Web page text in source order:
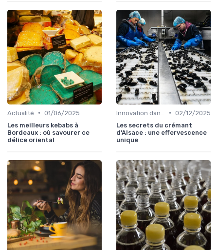
Actualité • 01/06/2025
Les meilleurs kebabs à
Bordeaux : où savourer ce
délice oriental
• 02/12/2025
Les secrets du crémant
d'Alsace : une effervescence
unique